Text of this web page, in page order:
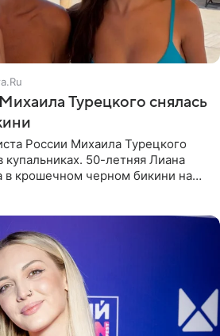
Турецкого снялась
России Михаила Турецкого
купальниках. 50-летняя Лиана
в крошечном черном бикини на